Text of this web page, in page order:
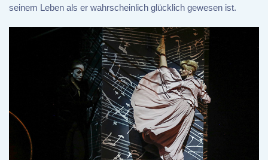
seinem Leben als er wahrscheinlich glücklich gewesen ist.